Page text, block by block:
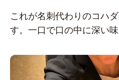
これが名刺代わりのコハ
す。一口で口の中に深い